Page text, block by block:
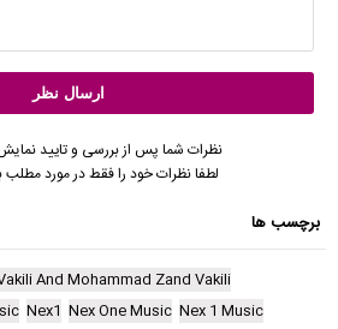
نظرات شما پس از بررسی و تایید
لطفا نظرات خود را فقط در مورد مطلب
برچسب ها
And Mohammad Zand Vakili
Nex 1 Music
Nex One Music
Nex1